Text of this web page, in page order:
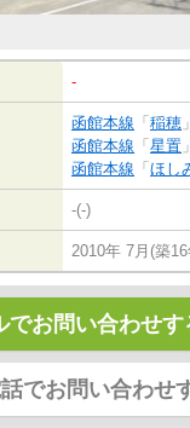
-
函館本線 「稲穂
函館本線 「星置
函館本線 「ほし
-(-)
2010年 7月(築
でお問い合わせす
でお問い合わせ